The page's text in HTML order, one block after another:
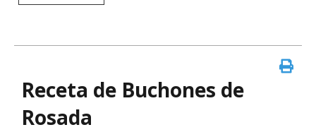
Receta de Buchones de
Rosada